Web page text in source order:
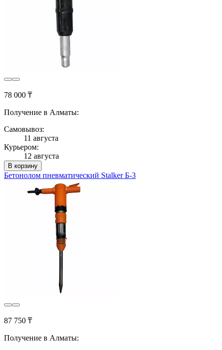
78 000 ₸
Получение в Алматы:
Самовывоз:
11 августа
Курьером:
12 августа
В корзину
Бетонолом пневматический Stalker Б-3
87 750 ₸
Получение в Алматы: